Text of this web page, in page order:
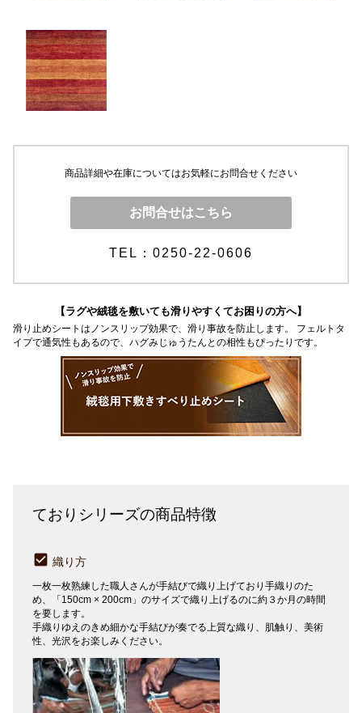
商品詳細や在庫についてはお気軽にお問合せください
お問合せはこちら
TEL：0250-22-0606
【ラグや絨毯を敷いても滑りやすくてお困りの方へ】
滑り止めシートはノンスリップ効果で、滑り事故を防止します。 フェルトタ
イプで通気性もあるので、ハグみじゅうたんとの相性もぴったりです。
ておりシリーズの商品特徴
織り方
一枚一枚熟練した職人さんが手結びで織り上げており手織りのた
め、「150cm × 200cm」のサイズで織り上げるのに約３か月の時間
を要します。
手織りゆえのきめ細かな手結びが奏でる上質な織り、肌触り、美術
性、光沢をお楽しみください。